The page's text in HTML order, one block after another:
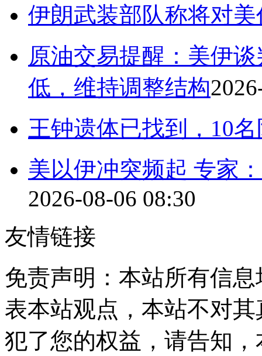
伊朗武装部队称将对
原油交易提醒：美伊
低，维持调整结构
王钟遗体已找到，10
美以伊冲突频起 专家
2026-08-06 08:30
友情链接
免责声明：本站所有信
表本站观点，本站不对
犯了您的权益，请告知